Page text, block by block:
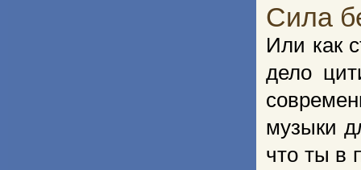
Сила
Или как
дело
музыки
что ты в